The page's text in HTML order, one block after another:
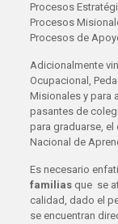
Procesos
Procesos
Procesos de
Adicionalmente
Ocupacional,
Misionales y para
pasantes de
para graduarse, el
Nacional de
Es necesario
familiasque se
calidad, dado el
se encuentran